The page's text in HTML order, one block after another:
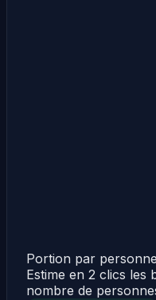
Portion par personne
Estime en 2 clics les
nombre de